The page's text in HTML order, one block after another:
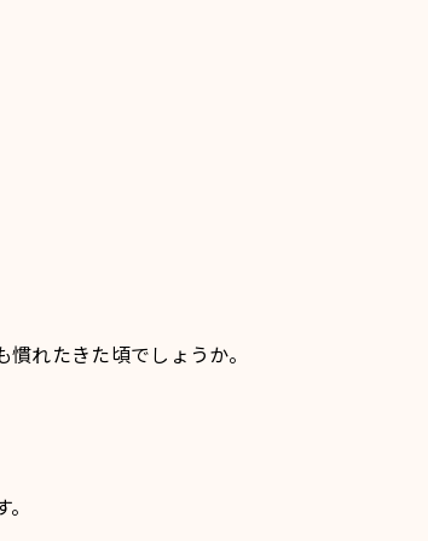
れたきた頃でしょうか。